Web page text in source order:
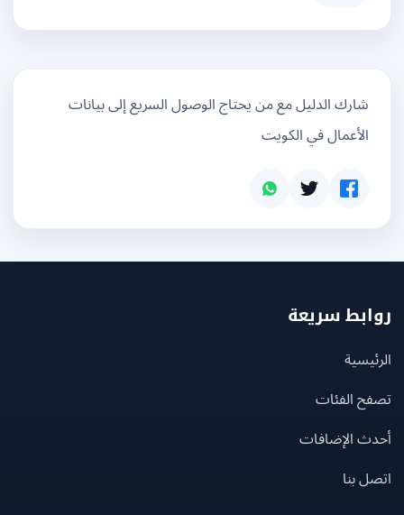
شارك الدليل مع من يحتاج الوصول السريع إلى بيانات
الأعمال في الكويت
سريعة
الفئات
الإضافات
بنا